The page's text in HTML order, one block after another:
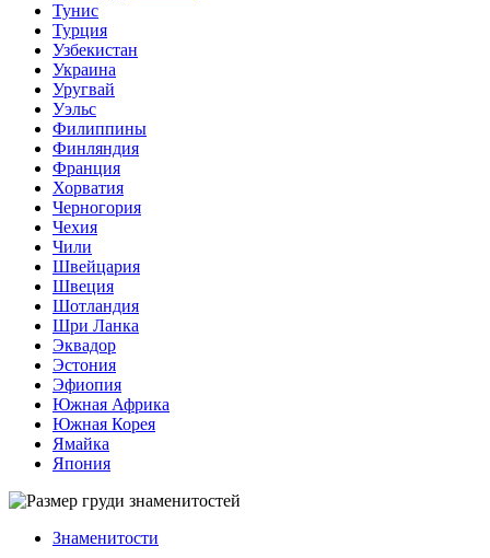
Тунис
Турция
Узбекистан
Украина
Уругвай
Уэльс
Филиппины
Финляндия
Франция
Хорватия
Черногория
Чехия
Чили
Швейцария
Швеция
Шотландия
Шри Ланка
Эквадор
Эстония
Эфиопия
Южная Африка
Южная Корея
Ямайка
Япония
Знаменитости